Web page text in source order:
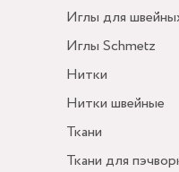
Иглы для
Иглы Schmetz
Нитки
Нитки швейные
Ткани
Ткани для